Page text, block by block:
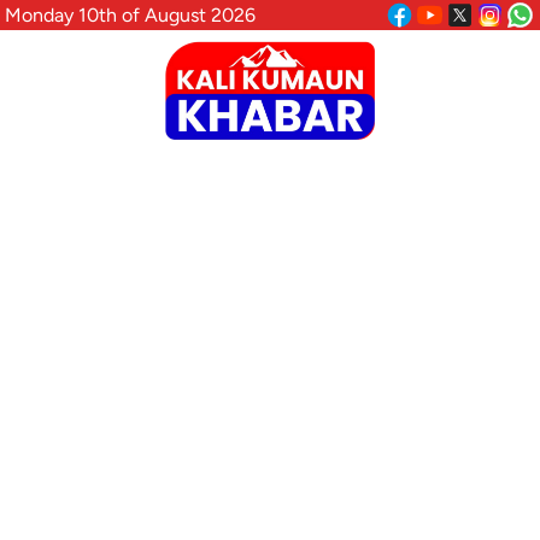
Monday 10th of August 2026